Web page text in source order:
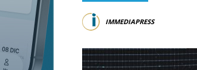
IMMEDIAPRESS